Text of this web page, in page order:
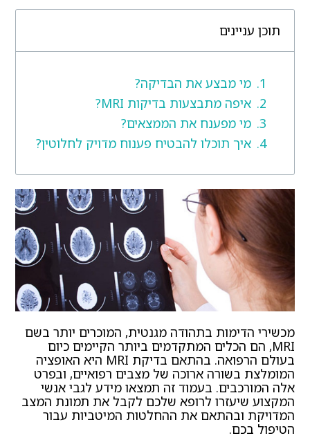
תוכן עניינים
מי מבצע את הבדיקה?
איפה מתבצעות בדיקות MRI?
מי מפענח את הממצאים?
איך תוכלו להבטיח פענוח מדויק לחלוטין?
מכשירי הדימות בתהודה מגנטית, המוכרים יותר בשם
MRI, הם הכלים המתקדמים ביותר הקיימים כיום
בעולם הרפואה. בהתאם בדיקת MRI היא האופציה
המומלצת בשורה ארוכה של מצבים רפואיים, ובפרט
אלה המורכבים. בעמוד זה תמצאו מידע לגבי אנשי
המקצוע שיעזרו לרופא שלכם לקבל את תמונת המצב
המדויקת ובהתאם את ההחלטות המיטביות עבור
הטיפול בכם.